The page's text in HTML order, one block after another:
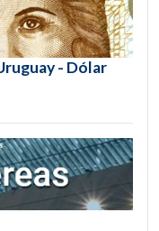
- Dólar